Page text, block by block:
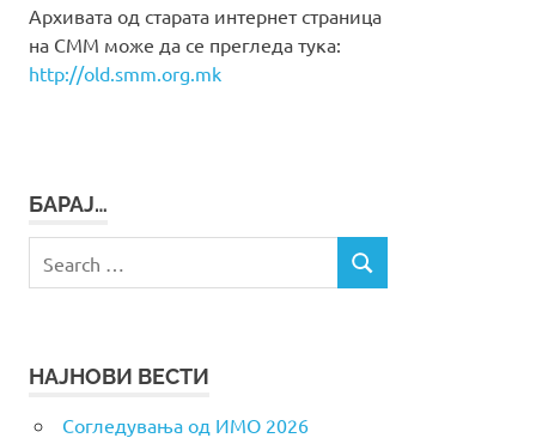
Архивата од старата интернет страница
на СММ може да се прегледа тука:
http://old.smm.org.mk
БАРАЈ…
for:
SEARCH
НАЈНОВИ ВЕСТИ
Согледувања од ИМО 2026